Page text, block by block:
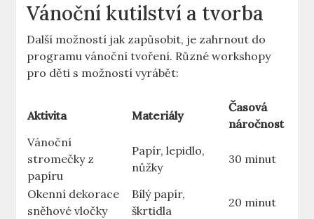
Vánoční kutilství a tvorba
Další možností jak zapůsobit, je zahrnout do
programu vánoční tvoření. Různé workshopy
pro děti s možností vyrábět:
Aktivita Materiály
Časová
náročnost
Vánoční
stromečky z
papíru
Papír, lepidlo,
nůžky
30 minut
Okenní dekorace
sněhové vločky
Bílý papír,
škrtidla
20 minut